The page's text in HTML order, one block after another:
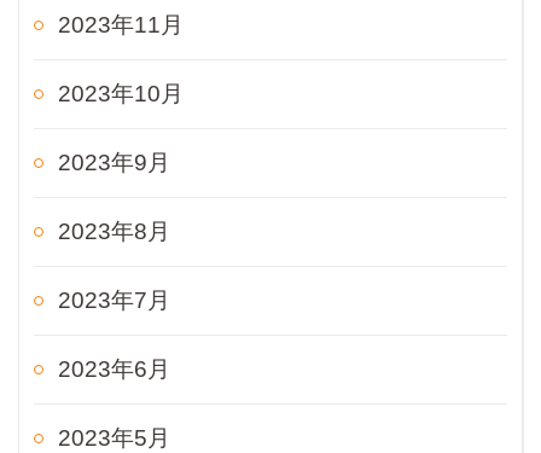
2023年11月
2023年10月
2023年9月
2023年8月
2023年7月
2023年6月
2023年5月